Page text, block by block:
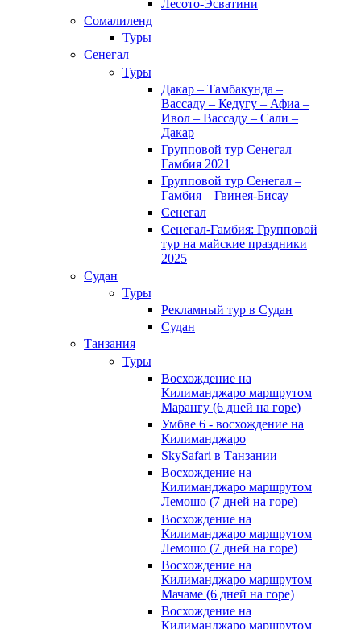
Лесото-Эсватини
Сомалиленд
Туры
Сенегал
Туры
Дакар – Тамбакунда –
Вассаду – Кедугу – Афиа –
Ивол – Вассаду – Сали –
Дакар
Групповой тур Сенегал –
Гамбия 2021
Групповой тур Сенегал –
Гамбия – Гвинея-Бисау
Сенегал
Сенегал-Гамбия: Групповой
тур на майские праздники
2025
Судан
Туры
Рекламный тур в Cудан
Cудан
Танзания
Туры
Восхождение на
Килиманджаро маршрутом
Марангу (6 дней на горе)
Умбве 6 - восхождение на
Килиманджаро
SkySafari в Танзании
Восхождение на
Килиманджаро маршрутом
Лемошо (7 дней на горе)
Восхождение на
Килиманджаро маршрутом
Лемошо (7 дней на горе)
Восхождение на
Килиманджаро маршрутом
Мачаме (6 дней на горе)
Восхождение на
Килиманджаро маршрутом